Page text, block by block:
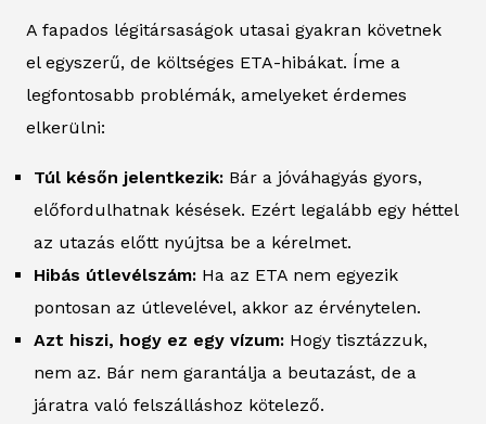
A fapados légitársaságok utasai gyakran követnek
el egyszerű, de költséges ETA-hibákat. Íme a
legfontosabb problémák, amelyeket érdemes
elkerülni:
Túl későn jelentkezik: Bár a jóváhagyás gyors,
előfordulhatnak késések. Ezért legalább egy héttel
az utazás előtt nyújtsa be a kérelmet.
Hibás útlevélszám: Ha az ETA nem egyezik
pontosan az útlevelével, akkor az érvénytelen.
Azt hiszi, hogy ez egy vízum: Hogy tisztázzuk,
nem az. Bár nem garantálja a beutazást, de a
járatra való felszálláshoz kötelező.